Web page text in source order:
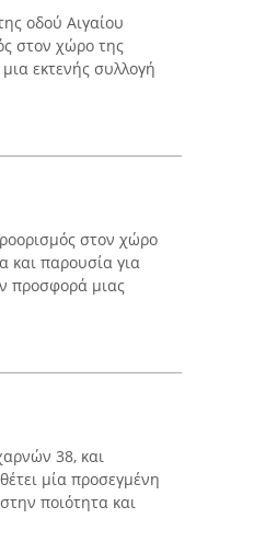
οδού Αιγαίου
στον χώρο της
εκτενής συλλογή
στον χώρο
και παρουσία για
προσφορά μιας
38, και
μία προσεγμένη
ποιότητα και